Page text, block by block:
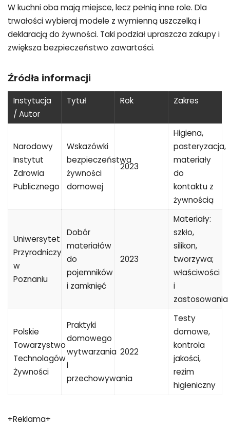
W kuchni oba mają miejsce, lecz pełnią inne role. Dla
trwałości wybieraj modele z wymienną uszczelką i
deklaracją do żywności. Taki podział upraszcza zakupy i
zwiększa bezpieczeństwo zawartości.
Źródła informacji
Instytucja
/ Autor
Tytuł Rok Zakres
Narodowy
Instytut
Zdrowia
Publicznego
Wskazówki
bezpieczeństwa
żywności
domowej
2023
Higiena,
pasteryzacja,
materiały
do
kontaktu z
żywnością
Uniwersytet
Przyrodniczy
w
Poznaniu
Dobór
materiałów
do
pojemników
i zamknięć
2023
Materiały:
szkło,
silikon,
tworzywa;
właściwości
i
zastosowania
Polskie
Towarzystwo
Technologów
Żywności
Praktyki
domowego
wytwarzania
i
przechowywania
2022
Testy
domowe,
kontrola
jakości,
reżim
higieniczny
+Reklama+